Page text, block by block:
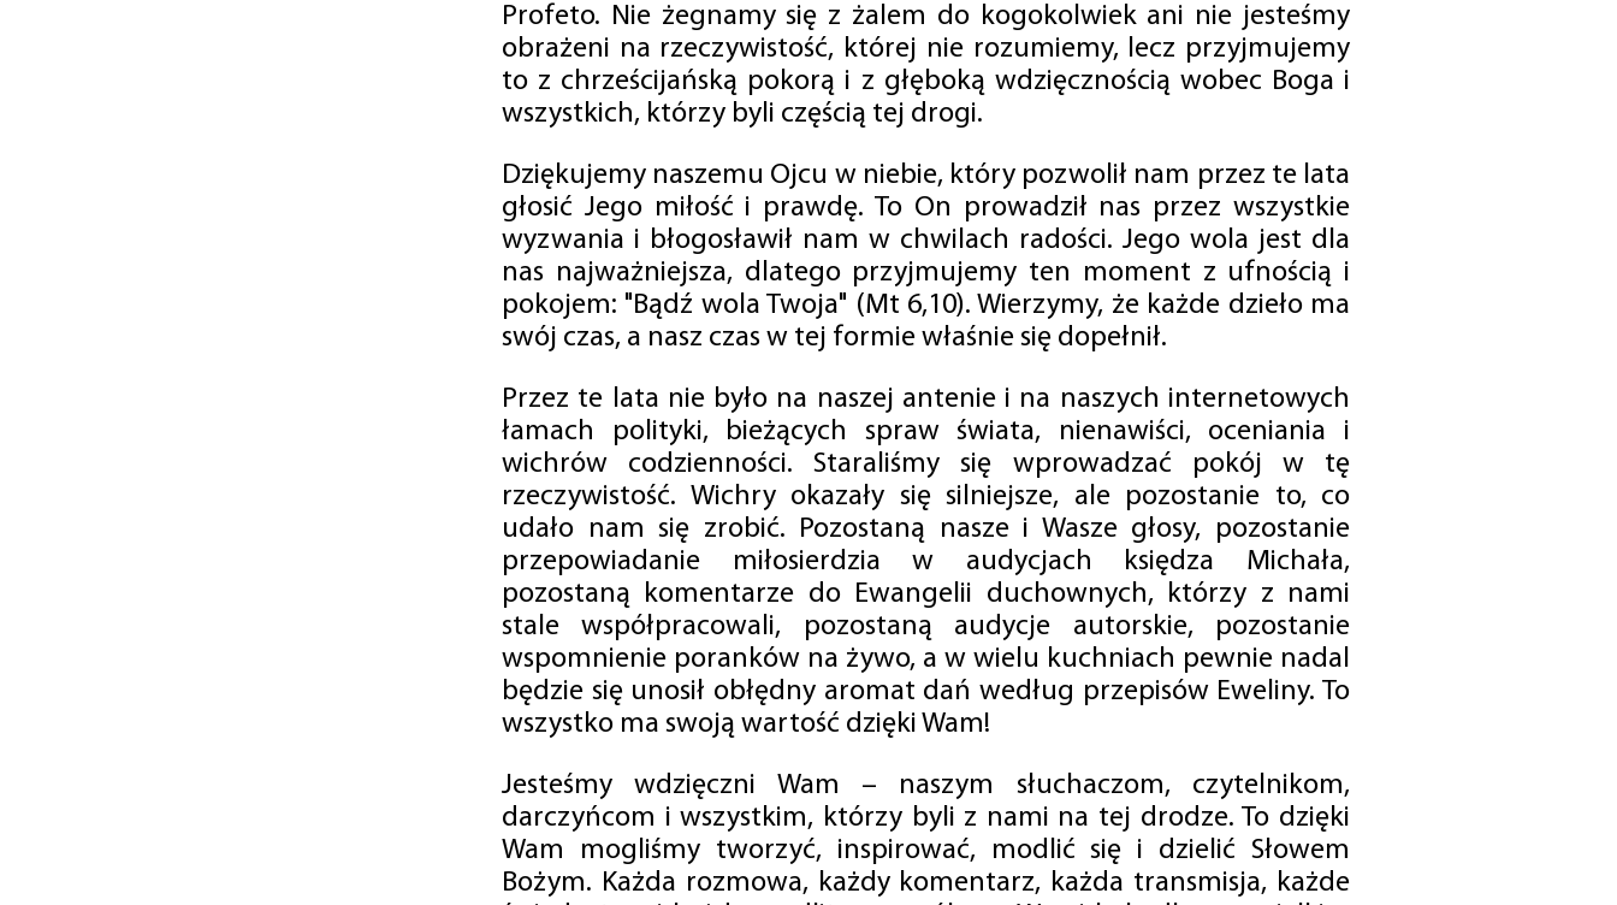
Profeto. Nie żegnamy się z żalem do kogokolwiek ani nie jesteśmy
obrażeni na rzeczywistość, której nie rozumiemy, lecz przyjmujemy
to z chrześcijańską pokorą i z głęboką wdzięcznością wobec Boga i
wszystkich, którzy byli częścią tej drogi.
Dziękujemy naszemu Ojcu w niebie, który pozwolił nam przez te lata
głosić Jego miłość i prawdę. To On prowadził nas przez wszystkie
wyzwania i błogosławił nam w chwilach radości. Jego wola jest dla
nas najważniejsza, dlatego przyjmujemy ten moment z ufnością i
pokojem: "Bądź wola Twoja" (Mt 6,10). Wierzymy, że każde dzieło ma
swój czas, a nasz czas w tej formie właśnie się dopełnił.
Przez te lata nie było na naszej antenie i na naszych internetowych
łamach polityki, bieżących spraw świata, nienawiści, oceniania i
wichrów codzienności. Staraliśmy się wprowadzać pokój w tę
rzeczywistość. Wichry okazały się silniejsze, ale pozostanie to, co
udało nam się zrobić. Pozostaną nasze i Wasze głosy, pozostanie
przepowiadanie miłosierdzia w audycjach księdza Michała,
pozostaną komentarze do Ewangelii duchownych, którzy z nami
stale współpracowali, pozostaną audycje autorskie, pozostanie
wspomnienie poranków na żywo, a w wielu kuchniach pewnie nadal
będzie się unosił obłędny aromat dań według przepisów Eweliny. To
wszystko ma swoją wartość dzięki Wam!
Jesteśmy wdzięczni Wam – naszym słuchaczom, czytelnikom,
darczyńcom i wszystkim, którzy byli z nami na tej drodze. To dzięki
Wam mogliśmy tworzyć, inspirować, modlić się i dzielić Słowem
Bożym. Każda rozmowa, każdy komentarz, każda transmisja, każde